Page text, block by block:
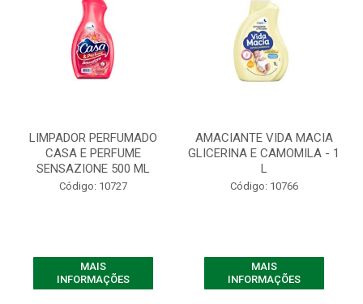
LIMPADOR PERFUMADO
CASA E PERFUME
SENSAZIONE 500 ML
Código: 10727
MAIS
INFORMAÇÕES
AMACIANTE VIDA MACIA
GLICERINA E CAMOMILA - 1
L
Código: 10766
MAIS
INFORMAÇÕES